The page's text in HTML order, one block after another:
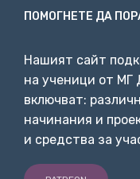
08:06
плътността на
плътността на
космологичната
енергия ще
ПОМОГНЕТЕ ДА
Нашият сайт
на ученици от МГ
включват:
начинания и
и средства за